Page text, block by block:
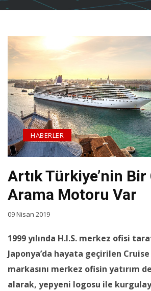
Artık Türkiye’nin
Arama Motoru Var
HABERLER
09 Nisan 2019
1999 yılında H.I.S. merkez ofisi
Japonya’da hayata geçirilen
markasını merkez ofisin yatırım
alarak, yepyeni logosu ile